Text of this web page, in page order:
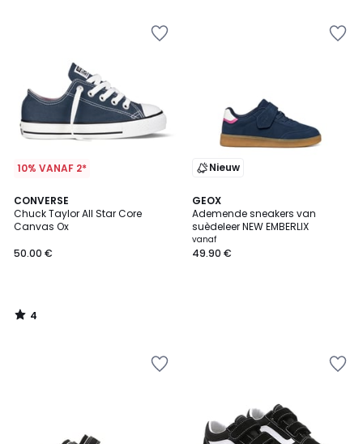
10% VANAF 2*
CONVERSE
Chuck Taylor All Star Core
Canvas Ox
50.00 €
4
/
5
4
/
Nieuw
GEOX
Ademende sneakers van
suèdeleer NEW EMBERLIX
vanaf
49.90 €